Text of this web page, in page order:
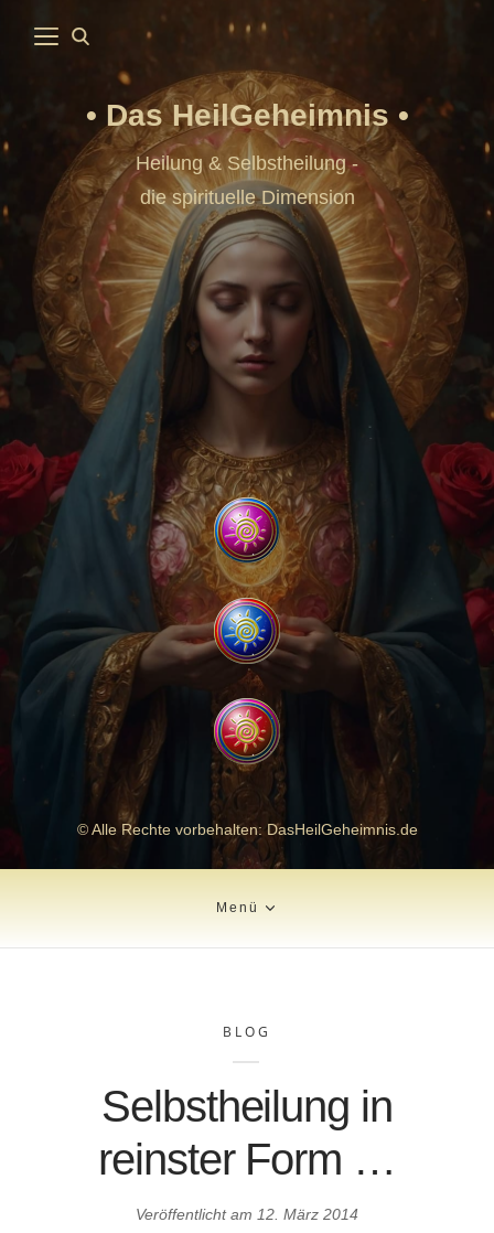
Das HeilGeheimnis
Heilung & Selbstheilung -
die spirituelle Dimension
© Alle Rechte vorbehalten: DasHeilGeheimnis.de
Menü
BLOG
Selbstheilung in
reinster Form …
Veröffentlicht am 12. März 2014